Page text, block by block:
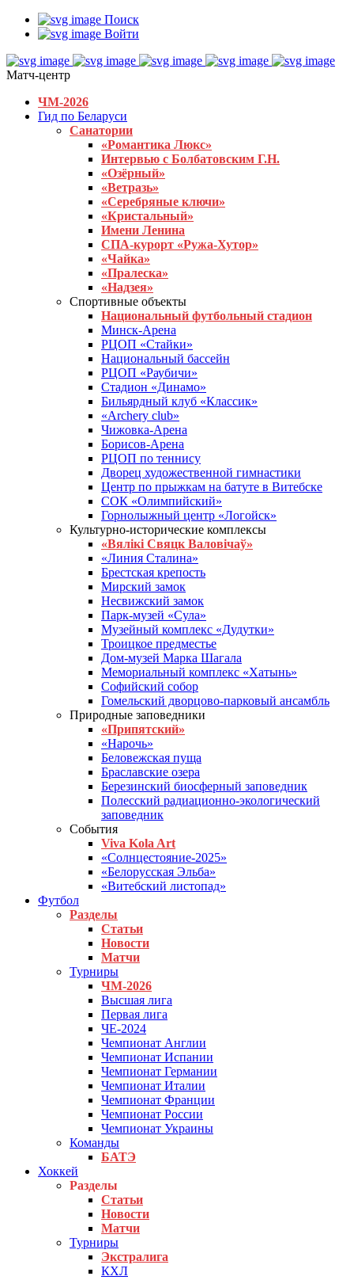
Поиск
Войти
Матч-центр
ЧМ-2026
Гид по Беларуси
Санатории
«Романтика Люкс»
Интервью с Болбатовским Г.Н.
«Озёрный»
«Ветразь»
«Серебряные ключи»
«Кристальный»
Имени Ленина
СПА-курорт «Ружа-Хутор»
«Чайка»
«Пралеска»
«Надзея»
Спортивные объекты
Национальный футбольный стадион
Минск-Арена
РЦОП «Стайки»
Национальный бассейн
РЦОП «Раубичи»
Стадион «Динамо»
Бильярдный клуб «Классик»
«Archery club»
Чижовка-Арена
Борисов-Арена
РЦОП по теннису
Дворец художественной гимнастики
Центр по прыжкам на батуте в Витебске
СОК «Олимпийский»
Горнолыжный центр «Логойск»
Культурно-исторические комплексы
«Вялікі Свяцк Валовічаў»
«Линия Сталина»
Брестская крепость
Мирский замок
Несвижский замок
Парк-музей «Сула»
Музейный комплекс «Дудутки»
Троицкое предместье
Дом-музей Марка Шагала
Мемориальный комплекс «Хатынь»
Софийский собор
Гомельский дворцово-парковый ансамбль
Природные заповедники
«Припятский»
«Нарочь»
Беловежская пуща
Браславские озера
Березинский биосферный заповедник
Полесский радиационно-экологический
заповедник
События
Viva Kola Art
«Солнцестояние-2025»
«Белорусская Эльба»
«Витебский листопад»
Футбол
Разделы
Статьи
Новости
Матчи
Турниры
ЧМ-2026
Высшая лига
Первая лига
ЧЕ-2024
Чемпионат Англии
Чемпионат Испании
Чемпионат Германии
Чемпионат Италии
Чемпионат Франции
Чемпионат России
Чемпионат Украины
Команды
БАТЭ
Хоккей
Разделы
Статьи
Новости
Матчи
Турниры
Экстралига
КХЛ